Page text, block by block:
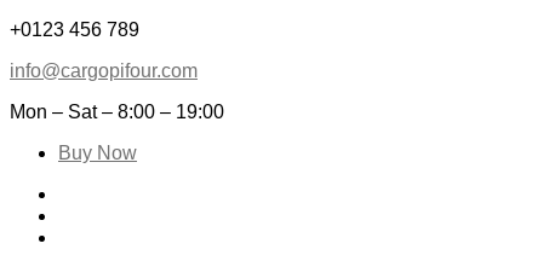
+0123 456 789
info@cargopifour.com
Mon – Sat – 8:00 – 19:00
Buy Now